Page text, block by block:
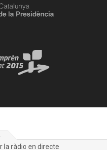
la ràdio en directe